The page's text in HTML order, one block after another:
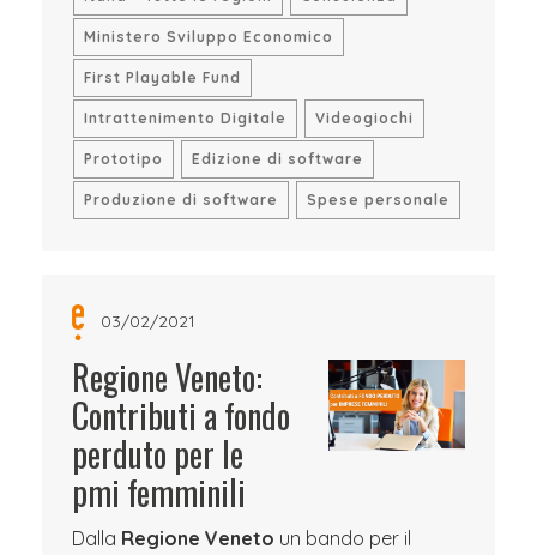
Ministero Sviluppo Economico
First Playable Fund
Intrattenimento Digitale Videogiochi
Prototipo Edizione di software
Produzione di software Spese personale
03/02/2021
Regione Veneto:
Contributi a fondo
perduto per le
pmi femminili
Dalla Regione Veneto un bando per il